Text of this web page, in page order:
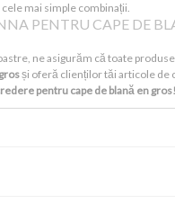
mai simple combinații.
PENTRU CAPE DE
ne asigurăm că toate
și oferă clienților tăi articole de
pentru cape de blană en gros!